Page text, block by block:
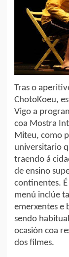
Tras o
ChotoKoeu,
Vigo a
coa Mostra
Miteu, como
universitario
traendo á
de ensino
continentes.
menú inclúe
emerxentes e
sendo
ocasión coa
dos filmes.